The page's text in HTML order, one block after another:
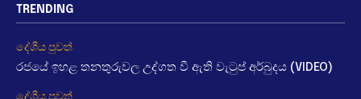
TRENDING
දේශීය පුවත්
රජයේ ඉහළ තනතුරුවල උද්ගත වී ඇති වැටුප් අර්බුදය (VIDEO)
දේශීය පුවත්